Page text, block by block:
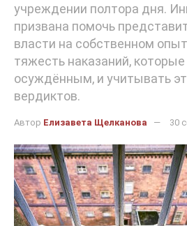
учреждении полтора дня.
призвана помочь
власти на собственном
тяжесть наказаний,
осуждённым, и учитывать
вердиктов.
Автор Елизавета Щелканова 30